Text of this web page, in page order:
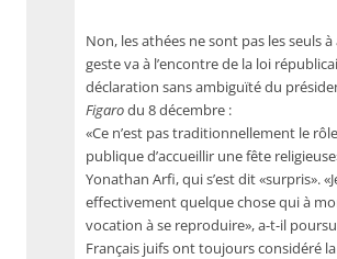
Non, les athées ne sont pas les seuls
geste va à l’encontre de la loi
déclaration sans ambiguïté du
Figarodu 8 décembre :
«Ce n’est pas traditionnellement le
publique d’accueillir une fête
Yonathan Arfi, qui s’est dit «surpris».
effectivement quelque chose qui à
vocation à se reproduire», a-t-il
Français juifs ont toujours considéré